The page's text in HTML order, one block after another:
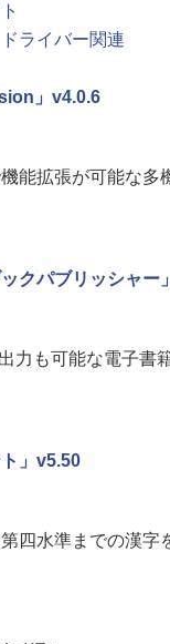
ライバー関連
」v4.0.6
能拡張が可能な多
ックパブリッシャー
力も可能な電子書
ト」v5.50
四水準までの漢字